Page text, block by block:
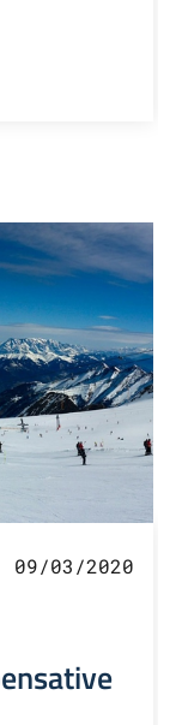
09/03/2020